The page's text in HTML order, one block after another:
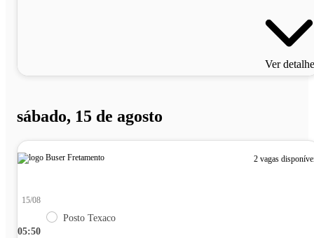
Ver
sábado, 15 de agosto
2 vagas
05:50
15/08
Posto Texaco